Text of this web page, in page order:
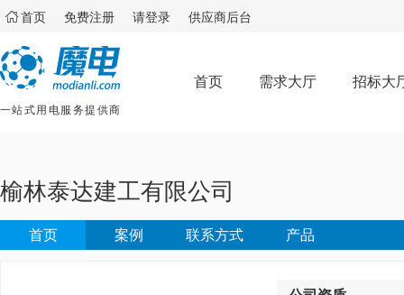
首页 免费注册 请登录 供应商后台
一站式用电服务提供商
首页 需求大厅 招标大
榆林泰达建工有限公司
首页 案例 联系方式 产品